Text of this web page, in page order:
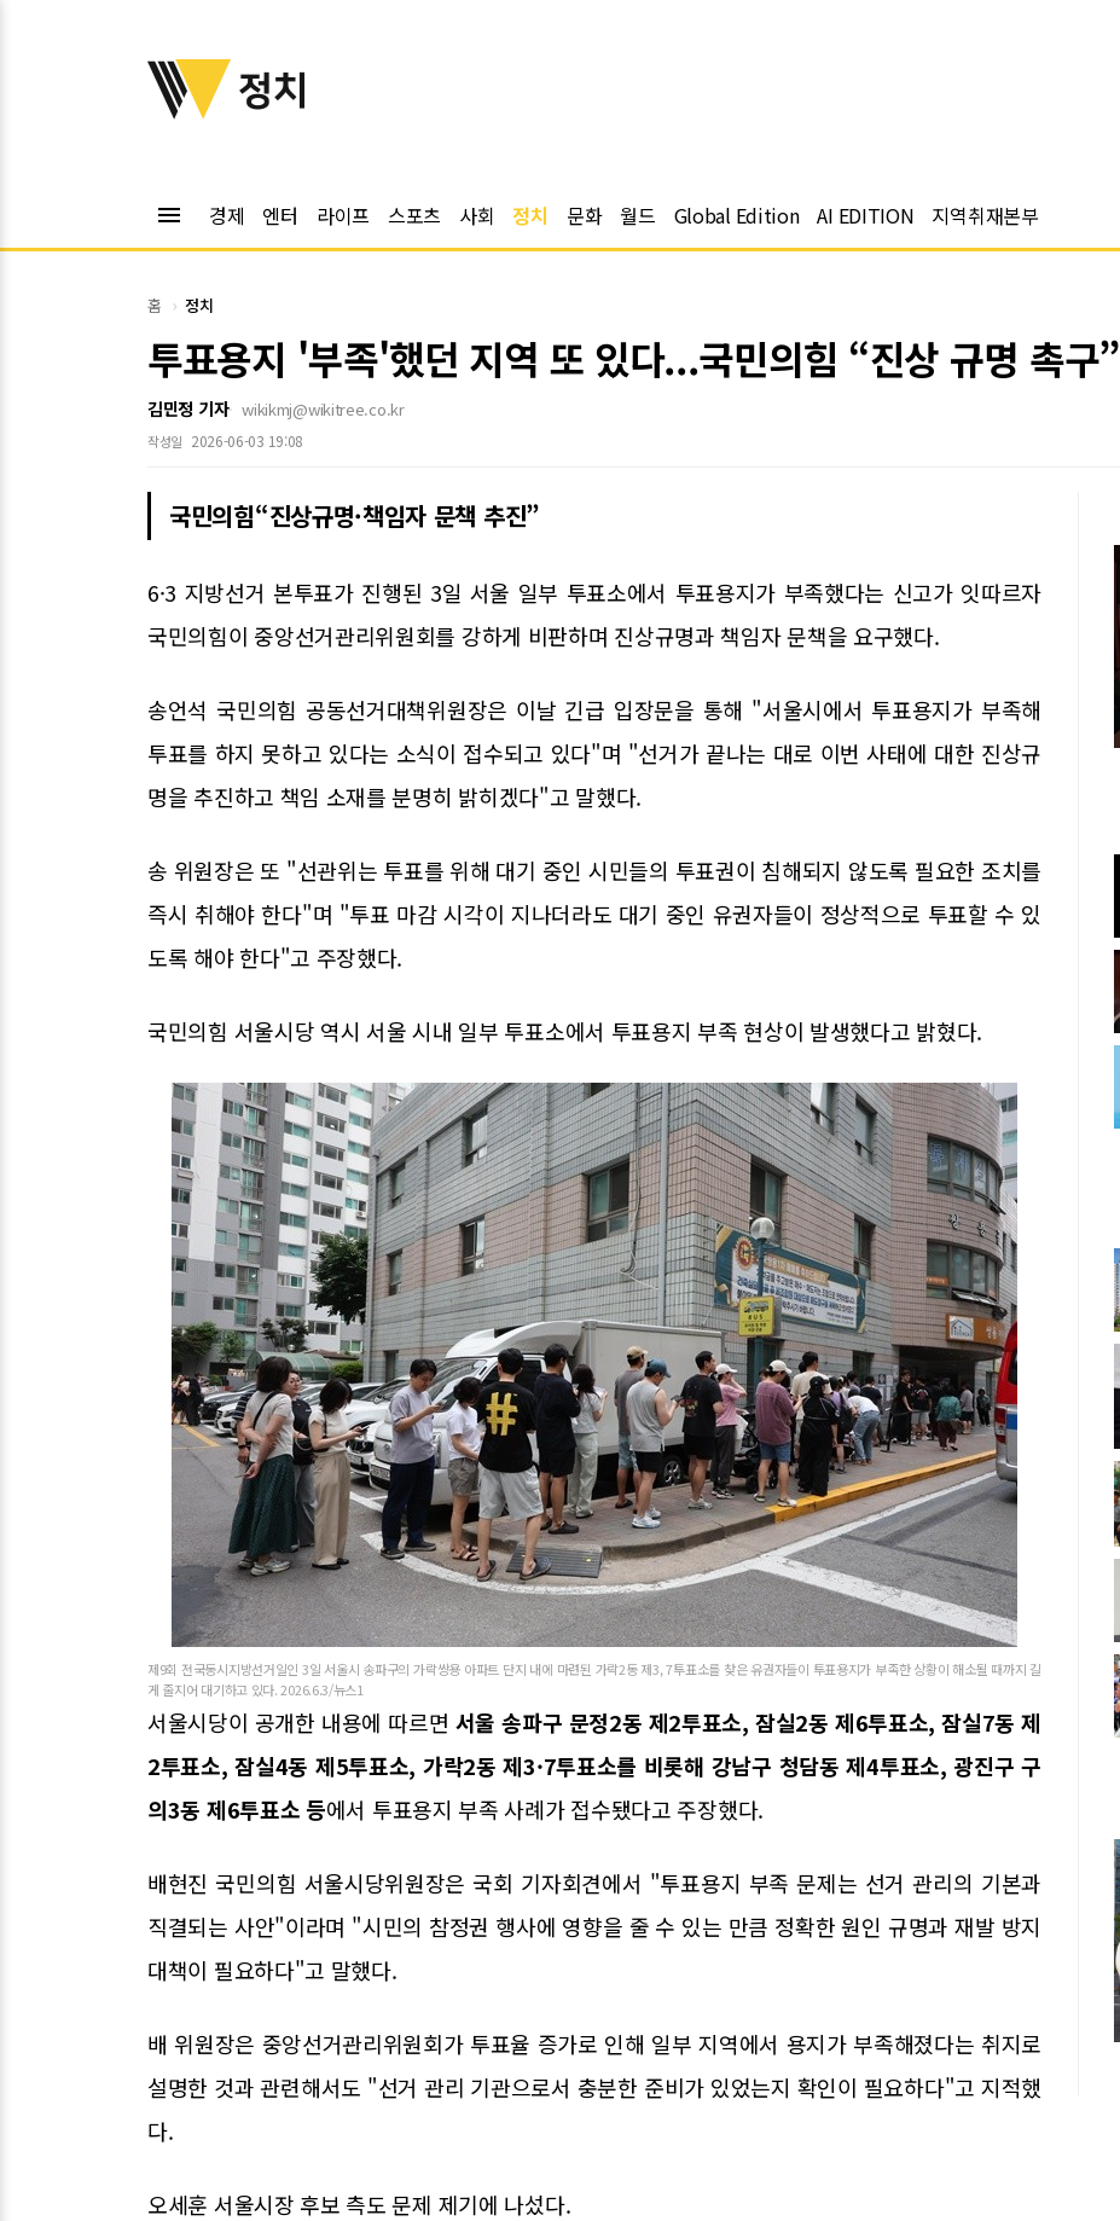
위키트리
정치
menu 경제 엔터 라이프 스포츠 사회 정치 문화 월드 Global Edition AI EDITION 지역취재본부
홈 정치
투표용지 '부족'했던 지역 또 있다...국민의힘 “진상 규명 촉구”
김민정 기자 wikikmj@wikitree.co.kr
작성일 2026-06-03 19:08
국민의힘“진상규명·책임자 문책 추진”
6·3 지방선거 본투표가 진행된 3일 서울 일부 투표소에서 투표용지가 부족했다는 신고가 잇따르자
국민의힘이 중앙선거관리위원회를 강하게 비판하며 진상규명과 책임자 문책을 요구했다.
송언석 국민의힘 공동선거대책위원장은 이날 긴급 입장문을 통해 "서울시에서 투표용지가 부족해
투표를 하지 못하고 있다는 소식이 접수되고 있다"며 "선거가 끝나는 대로 이번 사태에 대한 진상규
명을 추진하고 책임 소재를 분명히 밝히겠다"고 말했다.
송 위원장은 또 "선관위는 투표를 위해 대기 중인 시민들의 투표권이 침해되지 않도록 필요한 조치를
즉시 취해야 한다"며 "투표 마감 시각이 지나더라도 대기 중인 유권자들이 정상적으로 투표할 수 있
도록 해야 한다"고 주장했다.
국민의힘 서울시당 역시 서울 시내 일부 투표소에서 투표용지 부족 현상이 발생했다고 밝혔다.
제9회 전국동시지방선거일인 3일 서울시 송파구의 가락쌍용 아파트 단지 내에 마련된 가락2동 제3, 7투표소를 찾은 유권자들이 투표용지가 부족한 상황이 해소될 때까지 길
게 줄지어 대기하고 있다. 2026.6.3/뉴스1
서울시당이 공개한 내용에 따르면 서울 송파구 문정2동 제2투표소, 잠실2동 제6투표소, 잠실7동 제
2투표소, 잠실4동 제5투표소, 가락2동 제3·7투표소를 비롯해 강남구 청담동 제4투표소, 광진구 구
의3동 제6투표소 등에서 투표용지 부족 사례가 접수됐다고 주장했다.
배현진 국민의힘 서울시당위원장은 국회 기자회견에서 "투표용지 부족 문제는 선거 관리의 기본과
직결되는 사안"이라며 "시민의 참정권 행사에 영향을 줄 수 있는 만큼 정확한 원인 규명과 재발 방지
대책이 필요하다"고 말했다.
배 위원장은 중앙선거관리위원회가 투표율 증가로 인해 일부 지역에서 용지가 부족해졌다는 취지로
설명한 것과 관련해서도 "선거 관리 기관으로서 충분한 준비가 있었는지 확인이 필요하다"고 지적했
다.
오세훈 서울시장 후보 측도 문제 제기에 나섰다.